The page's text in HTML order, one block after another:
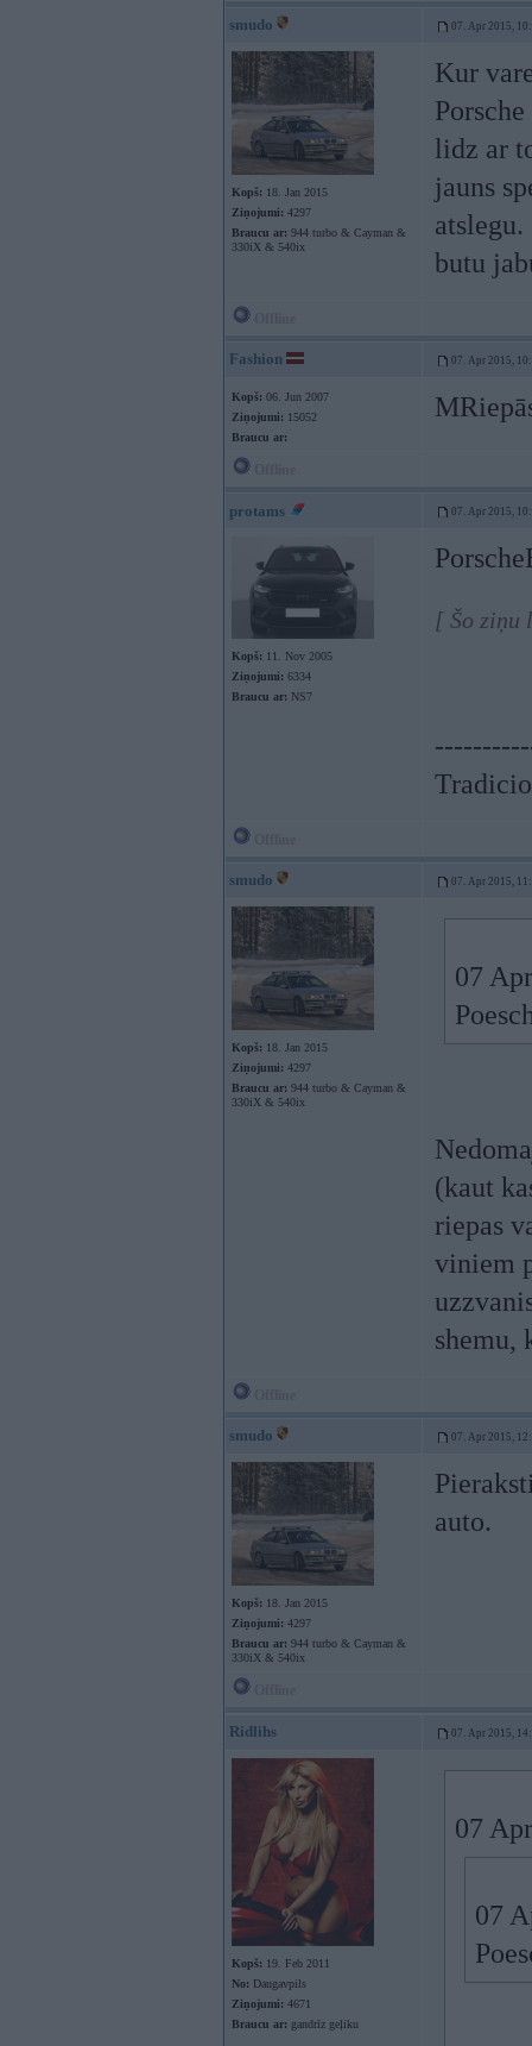
smudo 07. Apr 2015,
Kopš: 18. Jan 2015
Ziņojumi: 4297
Braucu ar: 944 turbo & Cayman &
330iX & 540ix
Kur
lidz ar
jauns
butu
Fashion 07. Apr 2015,
Kopš: 06. Jun 2007
Ziņojumi: 15052
Braucu ar:
protams 07. Apr 2015,
Kopš: 11. Nov 2005
Ziņojumi: 6334
Braucu ar: NS7
[ Šo ziņu
smudo 07. Apr 2015,
Kopš: 18. Jan 2015
Ziņojumi: 4297
Braucu ar: 944 turbo & Cayman &
330iX & 540ix
07
(kaut
riepas
viniem
shemu,
smudo 07. Apr 2015,
Kopš: 18. Jan 2015
Ziņojumi: 4297
Braucu ar: 944 turbo & Cayman &
330iX & 540ix
auto.
Ridlihs 07. Apr 2015,
Kopš: 19. Feb 2011
No: Daugavpils
Ziņojumi: 4671
Braucu ar: gandrīz geļiku
07
07